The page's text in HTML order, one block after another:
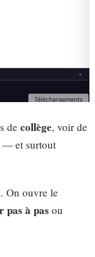
decollège, voir de
— et surtout
On ouvre le
pas à pasou